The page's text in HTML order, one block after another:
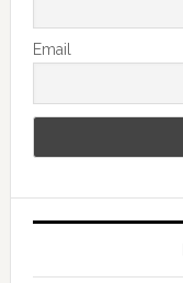
Email